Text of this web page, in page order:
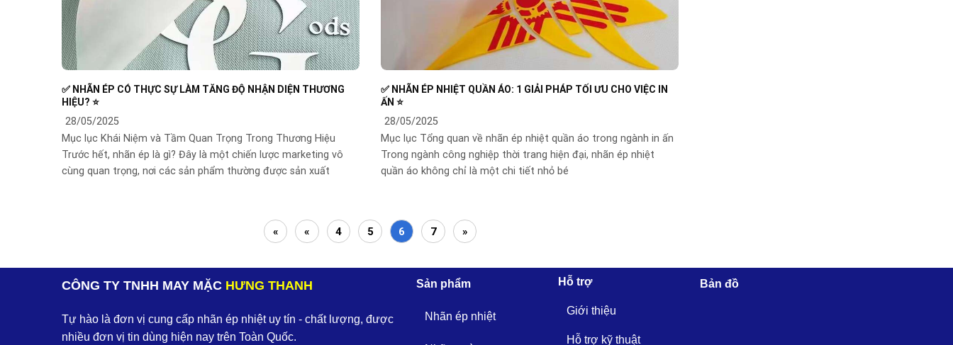
✅ NHÃN ÉP CÓ THỰC SỰ LÀM TĂNG ĐỘ NHẬN DIỆN THƯƠNG
HIỆU? ⭐️
28/05/2025
Mục lục Khái Niệm và Tầm Quan Trọng Trong Thương Hiệu
Trước hết, nhãn ép là gì? Đây là một chiến lược marketing vô
cùng quan trọng, nơi các sản phẩm thường được sản xuất
✅ NHÃN ÉP NHIỆT QUẦN ÁO: 1 GIẢI PHÁP TỐI ƯU CHO VIỆC IN
ẤN ⭐️
28/05/2025
Mục lục Tổng quan về nhãn ép nhiệt quần áo trong ngành in ấn
Trong ngành công nghiệp thời trang hiện đại, nhãn ép nhiệt
quần áo không chỉ là một chi tiết nhỏ bé
« « 4 5 6 7 »
CÔNG TY TNHH MAY MẶC HƯNG THANH
Tự hào là đơn vị cung cấp nhãn ép nhiệt uy tín - chất lượng, được
nhiều đơn vị tin dùng hiện nay trên Toàn Quốc.
Sản phẩm
Nhãn ép nhiệt
Hỗ trợ
Giới thiệu
Hỗ trợ kỹ thuật
Bản đồ